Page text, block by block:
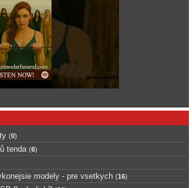
(0)
tenda (6)
modely - pre vsetkych (16)